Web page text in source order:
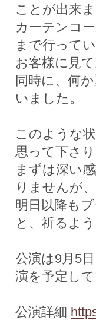
ことが出来ま
カーテンコ
まで行って
お客様に見
同時に、何
いました。
このような
思って下さ
まずは深い
りませんが
明日以降も
と、祈るよ
公演は9月5
演を予定して
公演詳細